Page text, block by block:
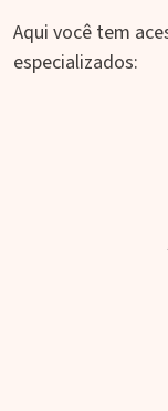
Aqui você tem
especializados: